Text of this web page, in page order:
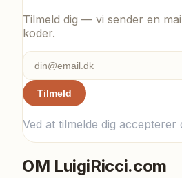
Tilmeld dig — vi sender en
koder.
Tilmeld
Ved at tilmelde dig accepterer
OM LuigiRicci.com